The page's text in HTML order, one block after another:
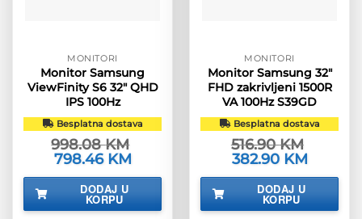
MONITORI
Monitor Samsung
ViewFinity S6 32″ QHD
IPS 100Hz
Besplatna dostava
998.08KM
Izvorna
cijena
bila
998.08 KM.
798.46 KM
je:
DODAJ U
KORPU
MONITORI
Monitor Samsung 32″
FHD zakrivljeni 1500R
VA 100Hz S39GD
Besplatna dostava
516.90KM
Izvorna
cijena
bila
516.90 KM.
382.90 KM
je:
DODAJ U
KORPU